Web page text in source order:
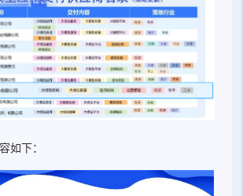
如下：